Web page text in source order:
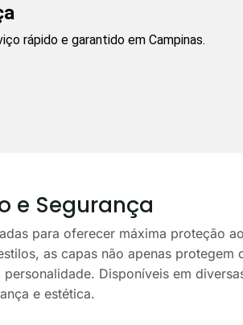
rápido e garantido em Campinas.
e Segurança
para oferecer máxima proteção
as capas não apenas protegem
Disponíveis em
e estética.